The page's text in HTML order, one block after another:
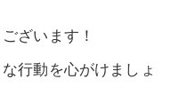
ざいます！
行動を心がけましょ